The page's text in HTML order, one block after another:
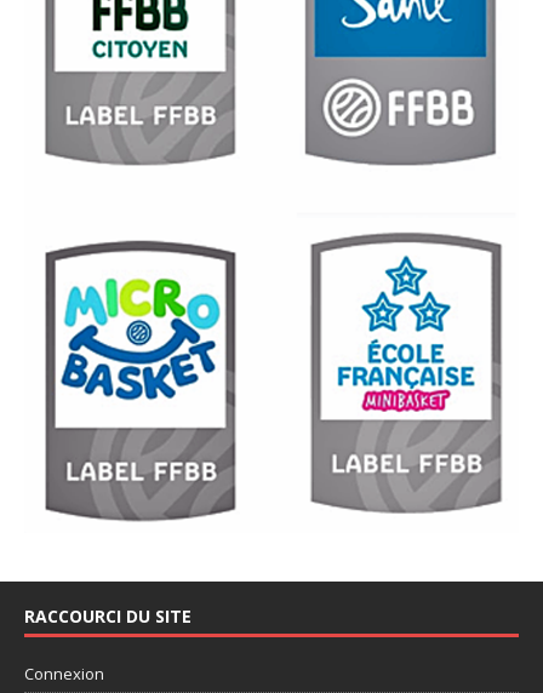
RACCOURCI DU SITE
Connexion